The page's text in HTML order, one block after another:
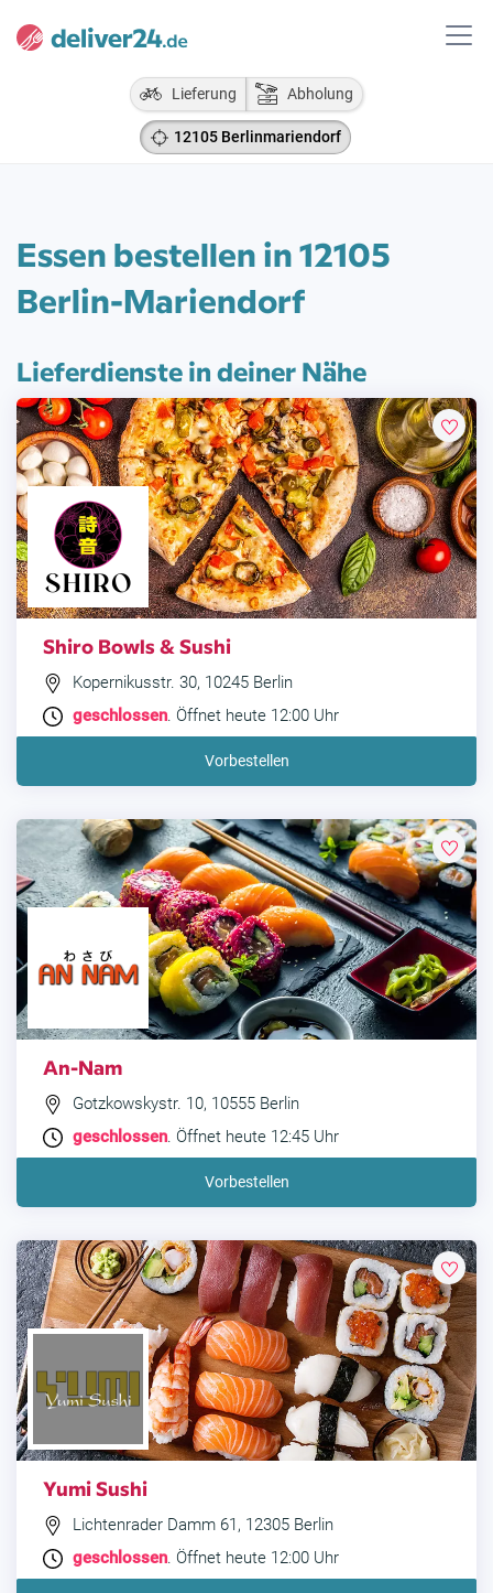
Lieferung Abholung
12105 Berlinmariendorf
Essen bestellen in 12105
Berlin-Mariendorf
Lieferdienste in deiner Nähe
Shiro Bowls & Sushi
Kopernikusstr. 30, 10245 Berlin
geschlossen. Öffnet heute 12:00 Uhr
Vorbestellen
An-Nam
Gotzkowskystr. 10, 10555 Berlin
geschlossen. Öffnet heute 12:45 Uhr
Vorbestellen
Yumi Sushi
Lichtenrader Damm 61, 12305 Berlin
geschlossen. Öffnet heute 12:00 Uhr